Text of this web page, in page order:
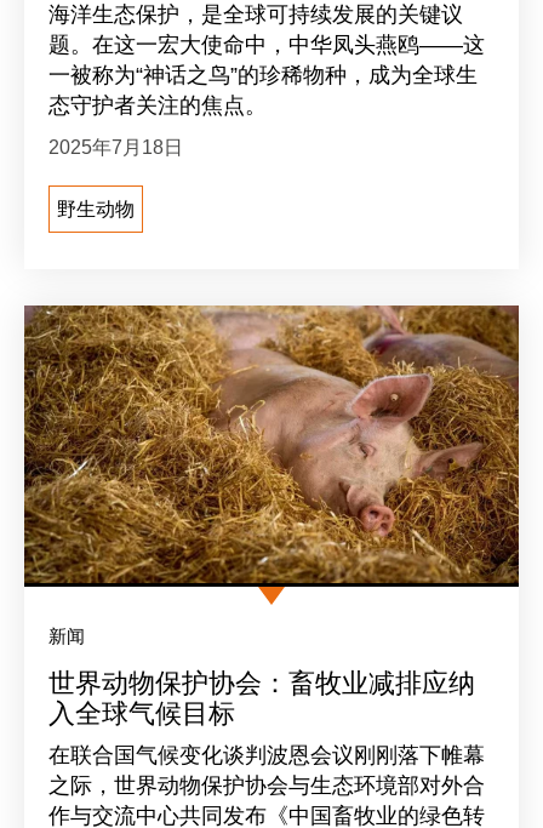
2025年7月18日
海洋生态保护，是全球可持续发展的关键议
题。在这一宏大使命中，中华凤头燕鸥——这
一被称为“神话之鸟”的珍稀物种，成为全球生
态守护者关注的焦点。
野生动物
世界动物保护协会：畜牧业减排应纳
入全球气候目标
新闻
在联合国气候变化谈判波恩会议刚刚落下帷幕
之际，世界动物保护协会与生态环境部对外合
作与交流中心共同发布《中国畜牧业的绿色转